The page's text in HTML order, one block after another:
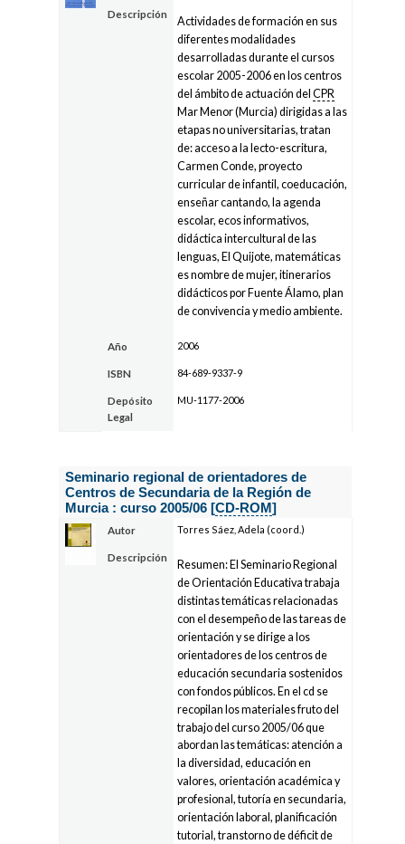
Descripción
Actividades de formación en sus
diferentes modalidades
desarrolladas durante el cursos
escolar 2005-2006 en los centros
del ámbito de actuación delCPR
Mar Menor (Murcia) dirigidas a las
etapas no universitarias, tratan
de: acceso a la lecto-escritura,
Carmen Conde, proyecto
curricular de infantil, coeducación,
enseñar cantando, la agenda
escolar, ecos informativos,
didáctica intercultural de las
lenguas, El Quijote, matemáticas
es nombre de mujer, itinerarios
didácticos por Fuente Álamo, plan
de convivencia y medio ambiente.
Año 2006
ISBN 84-689-9337-9
Depósito
Legal
MU-1177-2006
Seminario regional de orientadores de
Centros de Secundaria de la Región de
Murcia : curso 2005/06 [CD-ROM]
Autor Torres Sáez, Adela (coord.)
Descripción
Resumen: El Seminario Regional
de Orientación Educativa trabaja
distintas temáticas relacionadas
con el desempeño de las tareas de
orientación y se dirige a los
orientadores de los centros de
educación secundaria sostenidos
con fondos públicos. En el cd se
recopilan los materiales fruto del
trabajo del curso 2005/06 que
abordan las temáticas: atención a
la diversidad, educación en
valores, orientación académica y
profesional, tutoría en secundaria,
orientación laboral, planificación
tutorial, transtorno de déficit de